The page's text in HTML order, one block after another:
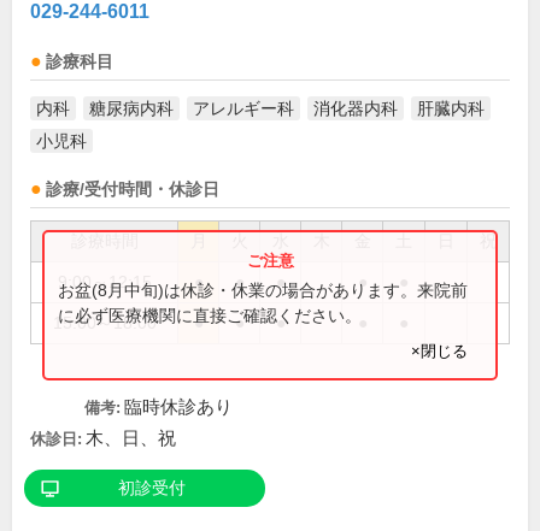
029-244-6011
診療科目
内科 糖尿病内科 アレルギー科 消化器内科
肝臓内科
小児科
診療/受付時間・休診日
祝
9:00～12:15 ● ● ● ●
15:00～18:00 ● ● ●
お盆(8月中旬)は休診・休業の場合があります。来院前
に必ず医療機関に直接ご確認ください。
×閉じる
備考: 臨時休診あり
休診日: 木、日、祝
初診受付